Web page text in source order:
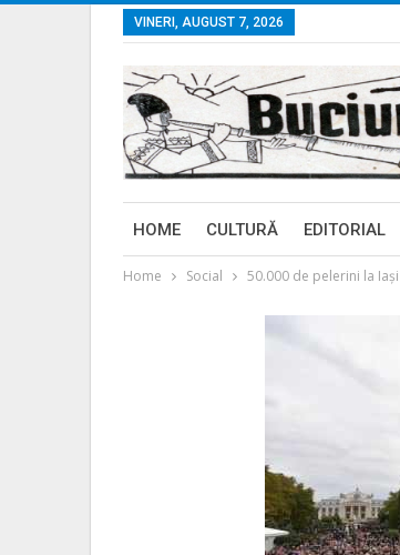
VINERI, AUGUST 7, 2026
HOME CULTURĂ EDITORIAL
Home Social 50.000 de pelerini la